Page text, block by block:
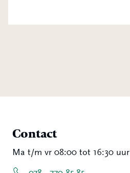
Contact
Ma t/m vr 08:00 tot 16:30 uur